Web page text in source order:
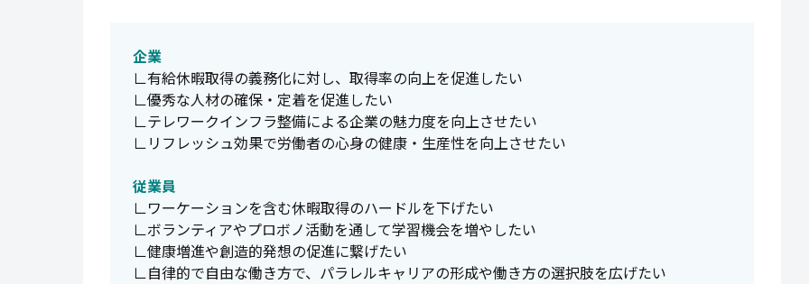
企業
∟有給休暇取得の義務化に対し、取得率の向上を促進したい
∟優秀な人材の確保・定着を促進したい
∟テレワークインフラ整備による企業の魅力度を向上させたい
∟リフレッシュ効果で労働者の心身の健康・生産性を向上させたい
従業員
∟ワーケーションを含む休暇取得のハードルを下げたい
∟ボランティアやプロボノ活動を通して学習機会を増やしたい
∟健康増進や創造的発想の促進に繋げたい
∟自律的で自由な働き方で、パラレルキャリアの形成や働き方の選択肢を広げたい